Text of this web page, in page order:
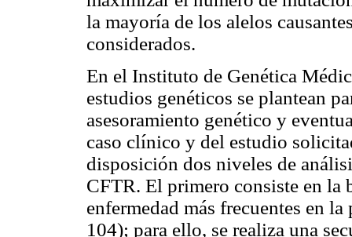
la mayoría de los alelos
considerados.
En el Instituto de Genética
estudios genéticos se plantean
asesoramiento genético y
caso clínico y del estudio
disposición dos niveles de
CFTR. El primero consiste en la
enfermedad más frecuentes en
104); para ello, se realiza una